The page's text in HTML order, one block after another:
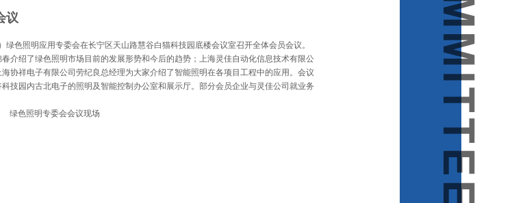
议
色照明应用专委会在长宁区天山路慧谷白猫科技园底楼会议室召开全体会员会议。
绍了绿色照明市场目前的发展形势和今后的趋势；上海灵佳自动化信息技术有限公
协祥电子有限公司劳纪良总经理为大家介绍了智能照明在各项目工程中的应用。会议
技园内古北电子的照明及智能控制办公室和展示厅。部分会员企业与灵佳公司就业务
绿色照明专委会会议现场